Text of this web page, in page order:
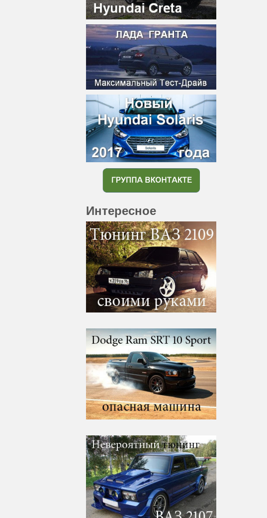
Интересное